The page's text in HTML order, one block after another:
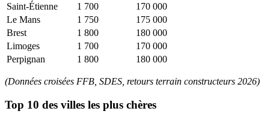
Saint-Étienne
1 700
170 000
Le Mans
1 750
175 000
Brest
1 800
180 000
Limoges
1 700
170 000
Perpignan
1 800 180 000
(Données croisées FFB, SDES, retours terrain constructeurs 2026)
Top 10 des villes les plus chères